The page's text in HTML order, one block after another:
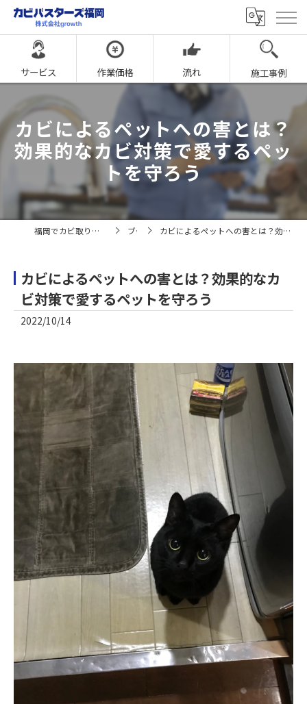
サービス 作業価格 流れ 施工事例
カビによるペットへの害とは？
効果的なカビ対策で愛するペッ
トを守ろう
福岡でカビ取りならカビバスターズ福岡 ブログ カビによるペットへの害とは？効果的なカビ対策で愛するペットを守ろう
カビによるペットへの害とは？効果的なカ
ビ対策で愛するペットを守ろう
2022/10/14